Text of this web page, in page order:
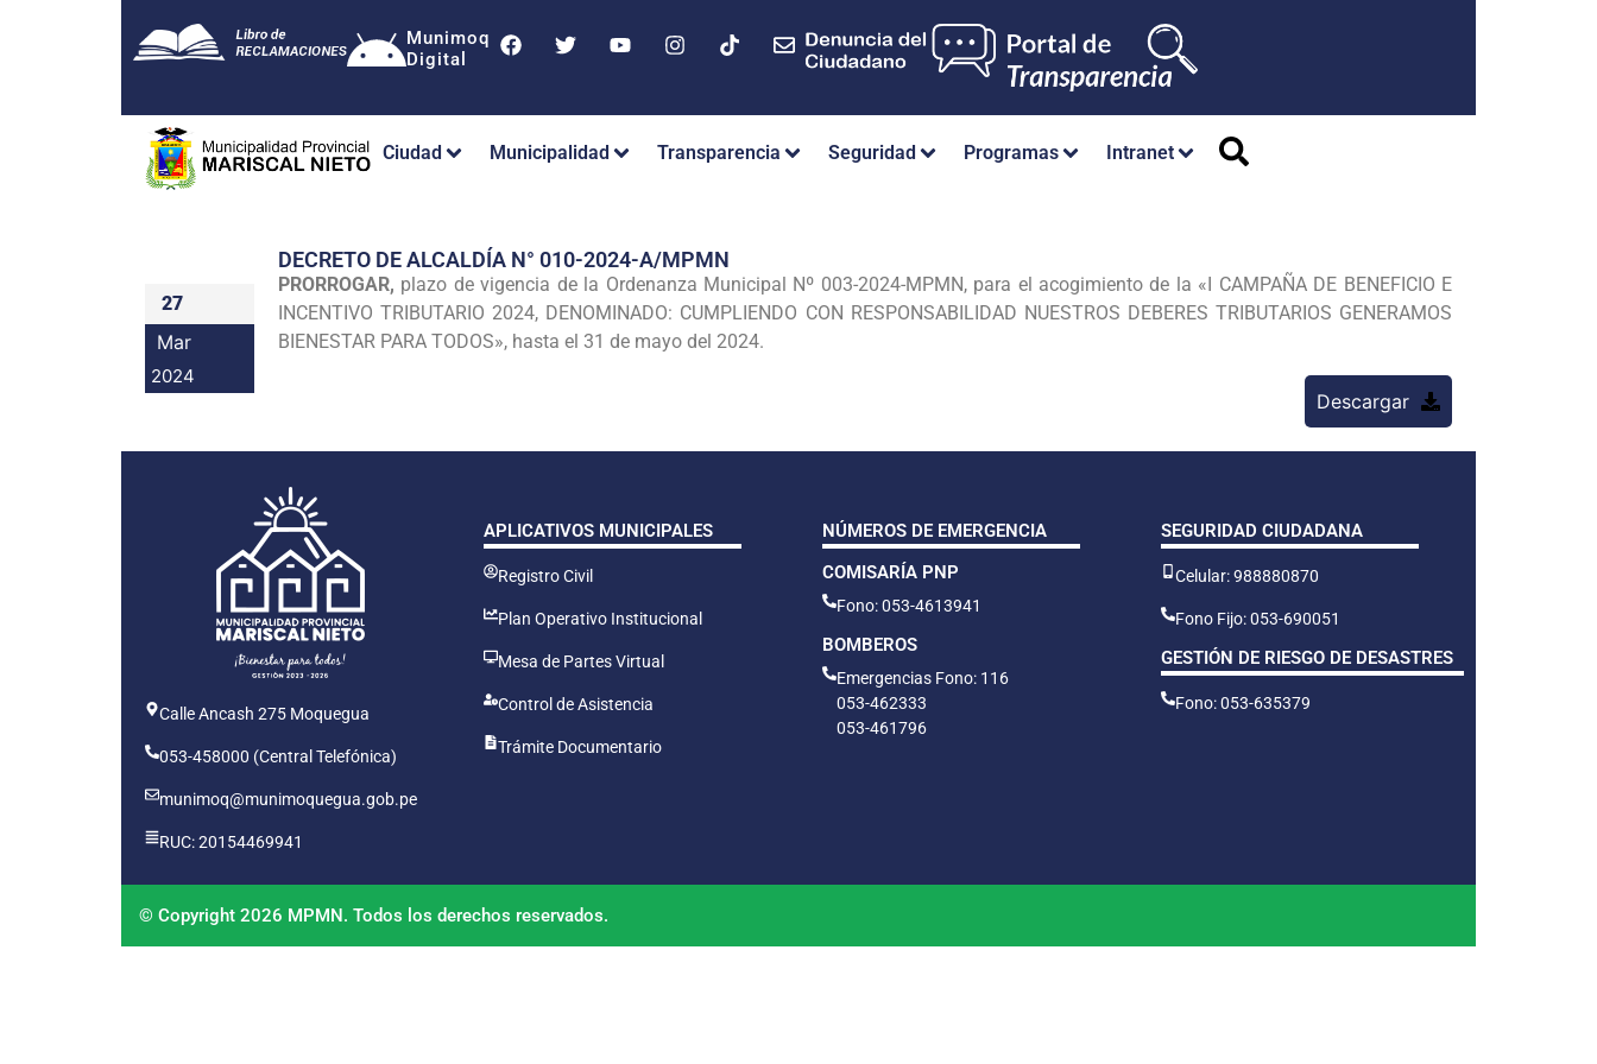
Munimoq
Digital
Ciudad Municipalidad Transparencia Seguridad Programas Intranet
27
Mar
2024
DECRETO DE ALCALDÍA N° 010-2024-A/MPMN
PRORROGAR, plazo de vigencia de la Ordenanza Municipal Nº 003-2024-MPMN, para el acogimiento de la «I CAMPAÑA DE BENEFICIO E
INCENTIVO TRIBUTARIO 2024, DENOMINADO: CUMPLIENDO CON RESPONSABILIDAD NUESTROS DEBERES TRIBUTARIOS GENERAMOS
BIENESTAR PARA TODOS», hasta el 31 de mayo del 2024.
Descargar
Calle Ancash 275 Moquegua
053-458000 (Central Telefónica)
munimoq@munimoquegua.gob.pe
RUC: 20154469941
APLICATIVOS MUNICIPALES
Registro Civil
Plan Operativo Institucional
Mesa de Partes Virtual
Control de Asistencia
Trámite Documentario
NÚMEROS DE EMERGENCIA
COMISARÍA PNP
Fono: 053-4613941
BOMBEROS
Emergencias Fono: 116
053-462333
053-461796
SEGURIDAD CIUDADANA
Celular: 988880870
Fono Fijo: 053-690051
GESTIÓN DE RIESGO DE DESASTRES
Fono: 053-635379
© Copyright 2026 MPMN. Todos los derechos reservados.